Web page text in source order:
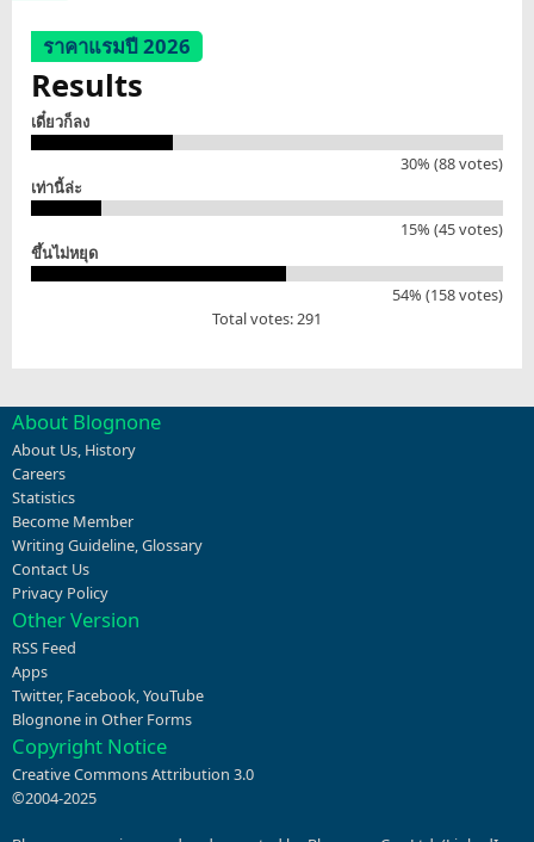
ราคาแรมปี 2026
Results
เดี๋ยวก็ลง
30% (88 votes)
เท่านี้ล่ะ
15% (45 votes)
ขึ้นไม่หยุด
54% (158 votes)
Total votes: 291
About Blognone
About Us, History
Careers
Statistics
Become Member
Writing Guideline,Glossary
Contact Us
Privacy Policy
Other Version
RSS Feed
Apps
Twitter, Facebook,YouTube
Blognone in Other Forms
Copyright Notice
Creative Commons Attribution 3.0
©2004-2025